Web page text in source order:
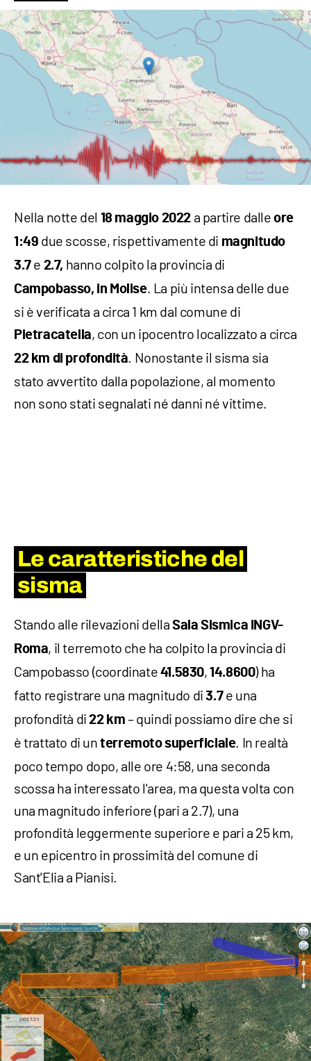
Nella notte del 18 maggio 2022 a partire dalleore
1:49 due scosse, rispettivamente di magnitudo
3.7 e 2.7, hanno colpito la provincia di
Campobasso, in Molise. La più intensa delle due
si è verificata a circa 1 km dal comune di
Pietracatella, con un ipocentro localizzato a circa
22 km di profondità. Nonostante il sisma sia
stato avvertito dalla popolazione, al momento
non sono stati segnalati né danni né vittime.
Le caratteristiche del
sisma
Stando alle rilevazioni della Sala Sismica INGV-
Roma, il terremoto che ha colpito la provincia di
Campobasso (coordinate 41.5830,14.8600) ha
fatto registrare una magnitudo di3.7 e una
profondità di22 km – quindi possiamo dire che si
è trattato di unterremoto superficiale. In realtà
poco tempo dopo, alle ore 4:58, una seconda
scossa ha interessato l'area, ma questa volta con
una magnitudo inferiore (pari a 2.7), una
profondità leggermente superiore e pari a 25 km,
e un epicentro in prossimità del comune di
Sant'Elia a Pianisi.